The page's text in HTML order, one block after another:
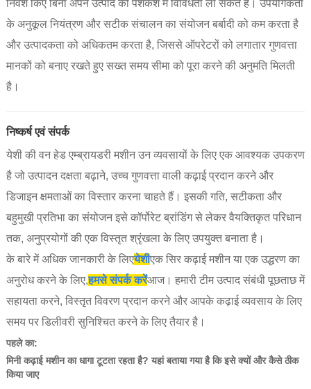
निवेश किए बिना अपने उत्पाद की पेशकश में विविधता ला सकते हैं। उपयोगकर्ता
के अनुकूल नियंत्रण और सटीक संचालन का संयोजन बर्बादी को कम करता है
और उत्पादकता को अधिकतम करता है, जिससे ऑपरेटरों को लगातार गुणवत्ता
मानकों को बनाए रखते हुए सख्त समय सीमा को पूरा करने की अनुमति मिलती
है।
निष्कर्ष एवं संपर्क
येशी की वन हेड एम्ब्रायडरी मशीन उन व्यवसायों के लिए एक आवश्यक उपकरण
है जो उत्पादन दक्षता बढ़ाने, उच्च गुणवत्ता वाली कढ़ाई प्रदान करने और
डिजाइन क्षमताओं का विस्तार करना चाहते हैं। इसकी गति, सटीकता और
बहुमुखी प्रतिभा का संयोजन इसे कॉर्पोरेट ब्रांडिंग से लेकर वैयक्तिकृत परिधान
तक, अनुप्रयोगों की एक विस्तृत श्रृंखला के लिए उपयुक्त बनाता है।
के बारे में अधिक जानकारी के लिएयेशीएक सिर कढ़ाई मशीन या एक उद्धरण का
अनुरोध करने के लिए,हमसे संपर्क करेंआज। हमारी टीम उत्पाद संबंधी पूछताछ में
सहायता करने, विस्तृत विवरण प्रदान करने और आपके कढ़ाई व्यवसाय के लिए
समय पर डिलीवरी सुनिश्चित करने के लिए तैयार है।
पहले का:
मिनी कढ़ाई मशीन का धागा टूटता रहता है? यहां बताया गया है कि इसे क्यों और कैसे ठीक
किया जाए